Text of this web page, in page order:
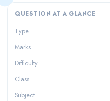
QUESTION AT A GLANCE
Type
Marks
Difficulty
Class
Subject